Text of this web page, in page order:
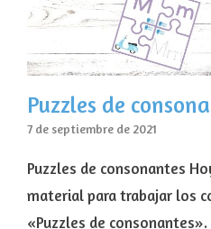
Puzzles de
7 de septiembre de 2021
Puzzles de consonantes
material para trabajar los
«Puzzles de